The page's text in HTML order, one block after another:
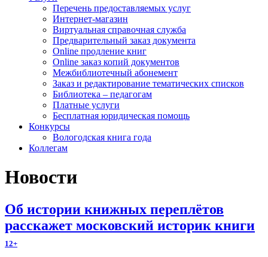
Перечень предоставляемых услуг
Интернет-магазин
Виртуальная справочная служба
Предварительный заказ документа
Online продление книг
Online заказ копий документов
Межбиблиотечный абонемент
Заказ и редактирование тематических списков
Библиотека – педагогам
Платные услуги
Бесплатная юридическая помощь
Конкурсы
Вологодская книга года
Коллегам
Новости
Об истории книжных переплётов
расскажет московский историк книги
12+